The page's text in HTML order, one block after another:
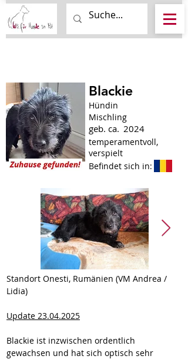
Blackie
Hündin
Mischling
geb. ca. 2024
temperamentvoll,
verspielt
Befindet sich in:
Standort Onesti, Rumänien (VM Andrea /
Lidia)
Update 23.04.2025
Blackie ist inzwischen ordentlich
gewachsen und hat sich optisch sehr